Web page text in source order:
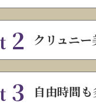
2 クリュニ
3 自由時間